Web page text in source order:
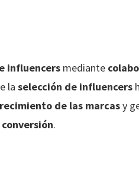
influencers mediante
la selección de influencers
de las marcasy
conversión.